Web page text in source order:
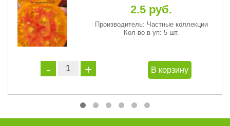
2.5 руб.
Производитель: Частные коллекции
Кол-во в уп: 5 шт.
В корзину